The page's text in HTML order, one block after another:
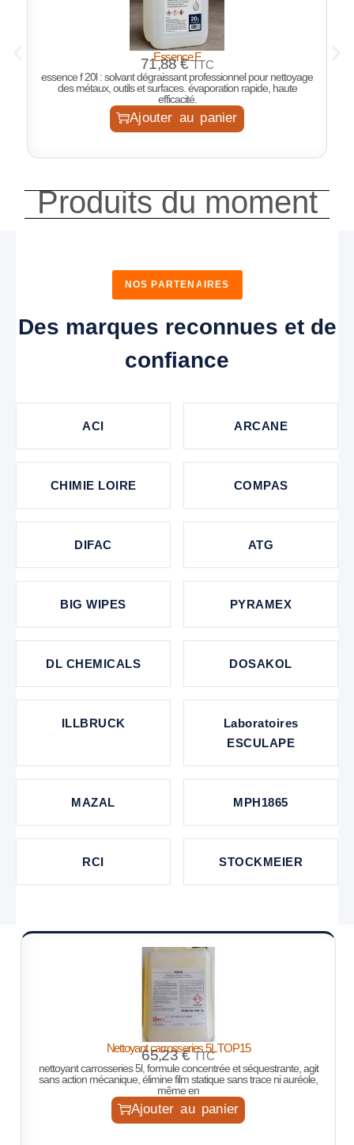
Essence F
71,88€ TTC
essence f 20l : solvant dégraissant professionnel pour nettoyage
des métaux, outils et surfaces. évaporation rapide, haute
efficacité.
Ajouter au panier
Produits du moment
NOS PARTENAIRES
Des marques reconnues et de
confiance
ACI ARCANE
CHIMIE LOIRE COMPAS
DIFAC ATG
BIG WIPES PYRAMEX
DL CHEMICALS DOSAKOL
ILLBRUCK
Laboratoires
ESCULAPE
MAZAL MPH1865
RCI STOCKMEIER
Nettoyant carrosseries 5L TOP15
65,23€ TTC
nettoyant carrosseries 5l, formule concentrée et séquestrante, agit
sans action mécanique, élimine film statique sans trace ni auréole,
même en
Ajouter au panier